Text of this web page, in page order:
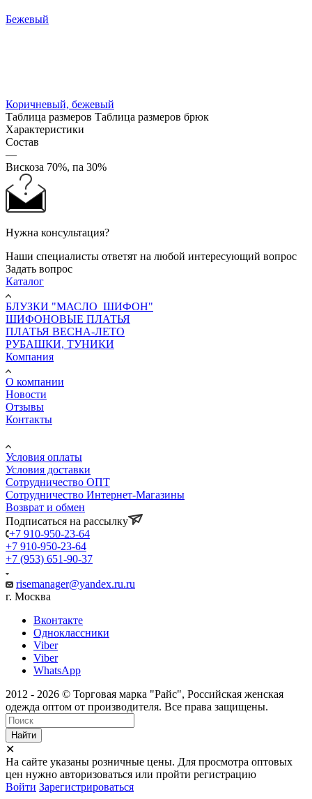
Бежевый
Коричневый, бежевый
Таблица размеров Таблица размеров брюк
Характеристики
Состав
—
Вискоза 70%, па 30%
Нужна консультация?
Наши специалисты ответят на любой интересующий вопрос
Задать вопрос
Каталог
БЛУЗКИ "МАСЛО_ШИФОН"
ШИФОНОВЫЕ ПЛАТЬЯ
ПЛАТЬЯ ВЕСНА-ЛЕТО
РУБАШКИ, ТУНИКИ
Компания
О компании
Новости
Отзывы
Контакты
Условия оплаты
Условия доставки
Сотрудничество ОПТ
Сотрудничество Интернет-Магазины
Возврат и обмен
Подписаться на рассылку
+7 910-950-23-64
+7 910-950-23-64
+7 (953) 651-90-37
risemanager@yandex.ru.ru
г. Москва
Вконтакте
Одноклассники
Viber
Viber
WhatsApp
2012 - 2026 © Торговая марка "Райс", Российская женская
одежда оптом от производителя. Все права защищены.
Найти
✕
На сайте указаны розничные цены. Для просмотра оптовых
цен нужно авторизоваться или пройти регистрацию
Войти Зарегистрироваться